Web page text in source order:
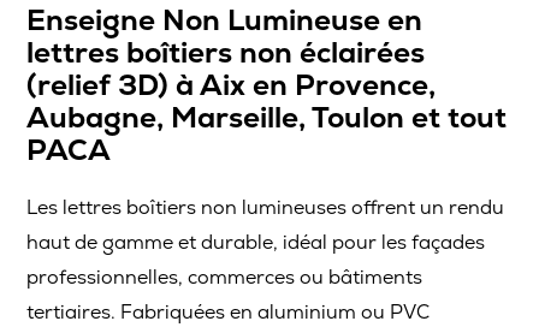
Enseigne Non Lumineuse en
lettres boîtiers non éclairées
(relief 3D) à Aix en Provence,
Aubagne, Marseille, Toulon et tout
PACA
Les lettres boîtiers non lumineuses offrent un rendu
haut de gamme et durable, idéal pour les façades
professionnelles, commerces ou bâtiments
tertiaires. Fabriquées en aluminium ou PVC